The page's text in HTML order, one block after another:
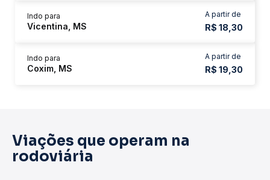
A partir de
R$ 18,30
Indo para
Vicentina, MS
A partir de
R$ 19,30
Indo para
Coxim, MS
Viações que operam na
rodoviária